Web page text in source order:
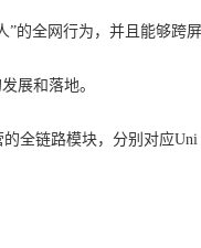
的全网行为，并且能够跨
展和落地。
链路模块，分别对应Uni